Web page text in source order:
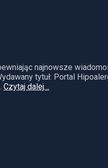
najnowsze
tytuł: Portal
Czytaj dalej…